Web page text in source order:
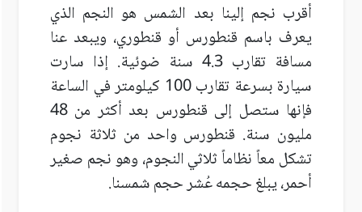
أقرب نجم إلينا بعد الشمس هو النجم الذي
يعرف باسم قنطورس أو قنطوري، ويبعد عنا
مسافة تقارب 4.3 سنة ضوئية. إذا سارت
سيارة بسرعة تقارب 100 كيلومتر في الساعة
فإنها ستصل إلى قنطورس بعد أكثر من 48
مليون سنة. قنطورس واحد من ثلاثة نجوم
تشكل معاً نظاماً ثلاثي النجوم، وهو نجم صغير
أحمر، يبلغ حجمه عُشر حجم شمسنا.